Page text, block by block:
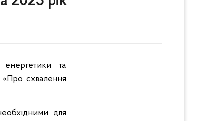
та
«Про схвалення
для